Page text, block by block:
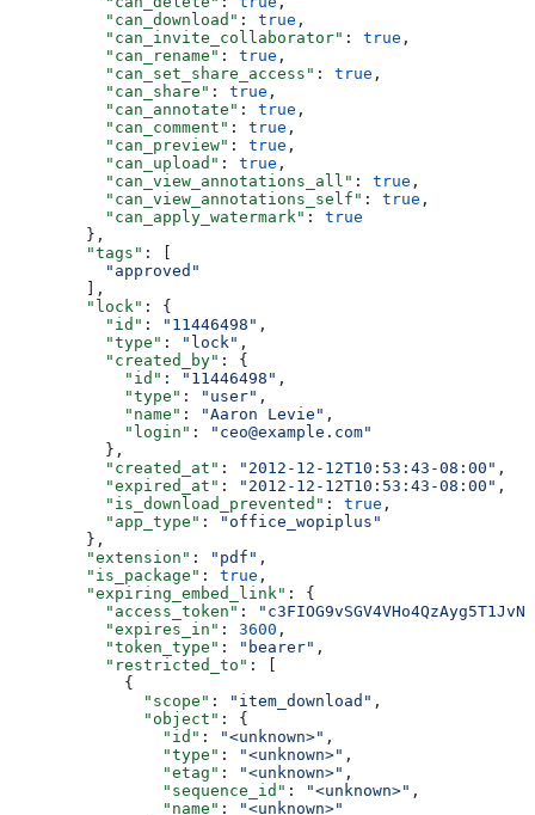
          "can_download"
: true ,
          "can_invite_collaborator"
: true ,
          "can_rename"
: true ,
          "can_set_share_access"
: true ,
          "can_share"
: true ,
          "can_annotate"
: true ,
          "can_comment"
: true ,
          "can_preview"
: true ,
          "can_upload"
: true ,
          "can_view_annotations_all"
: true ,
          "can_view_annotations_self"
: true ,
          "can_apply_watermark"
: true
        },
        "tags"
: [
          "approved"
        ],
        "lock"
: {
          "id"
: "11446498" ,
          "type"
: "lock" ,
          "created_by"
: {
            "id"
: "11446498" ,
            "type"
: "user" ,
            "name"
: "Aaron Levie" ,
            "login"
:
"ceo@example.com"
          },
          "created_at"
: "2012-12-12T10:53:43-08:00" ,
          "expired_at"
: "2012-12-12T10:53:43-08:00" ,
          "is_download_prevented"
: true ,
          "app_type"
:
"office_wopiplus"
        },
        "extension"
: "pdf" ,
        "is_package"
: true ,
        "expiring_embed_link"
: {
          "access_token"
:
          "expires_in"
: 3600 ,
          "token_type"
: "bearer" ,
          "restricted_to"
: [
            {
              "scope"
: "item_download" ,
              "object"
: {
                "id"
: "<unknown>" ,
                "type"
: "<unknown>" ,
                "etag"
: "<unknown>" ,
                "sequence_id"
: "<unknown>" ,
                "name"
:
"<unknown>"